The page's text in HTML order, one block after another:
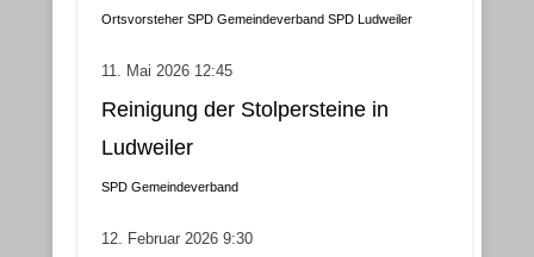
Ortsvorsteher SPD Gemeindeverband SPD Ludweiler
11. Mai 2026 12:45
Reinigung der Stolpersteine in
Ludweiler
SPD Gemeindeverband
12. Februar 2026 9:30